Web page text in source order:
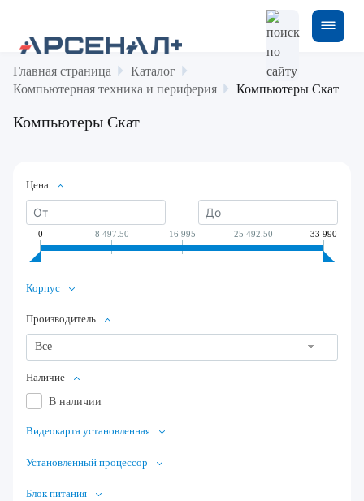
Главная страница
Каталог
Компьютерная техника и периферия
Компьютеры Скат
Компьютеры Скат
Цена
0 8 497.50 16 995 25 492.50 33 990
Корпус
Производитель
Все
Наличие
В наличии
Видеокарта установленная
Установленный процессор
Блок питания